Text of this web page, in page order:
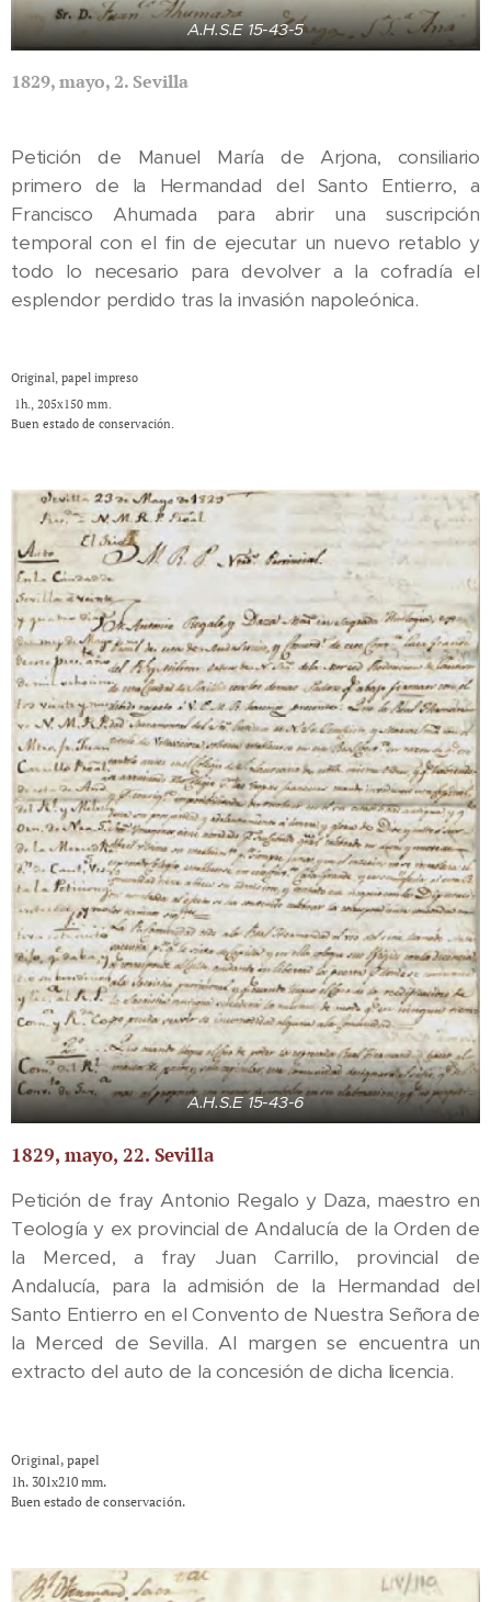
A.H.S.E 15-43-5
1829, mayo, 2. Sevilla
Petición de Manuel María de Arjona, consiliario
primero de la Hermandad del Santo Entierro, a
Francisco Ahumada para abrir una suscripción
temporal con el fin de ejecutar un nuevo retablo y
todo lo necesario para devolver a la cofradía el
esplendor perdido tras la invasión napoleónica.
Original, papel impreso
1h., 205x150 mm.
Buen estado de conservación.
A.H.S.E 15-43-6
1829, mayo, 22. Sevilla
Petición de fray Antonio Regalo y Daza, maestro en
Teología y ex provincial de Andalucía de la Orden de
la Merced, a fray Juan Carrillo, provincial de
Andalucía, para la admisión de la Hermandad del
Santo Entierro en el Convento de Nuestra Señora de
la Merced de Sevilla. Al margen se encuentra un
extracto del auto de la concesión de dicha licencia.
Original, papel
1h. 301x210 mm.
Buen estado de conservación.